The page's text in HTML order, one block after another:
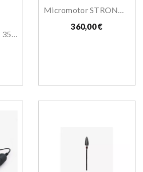
360,00 €